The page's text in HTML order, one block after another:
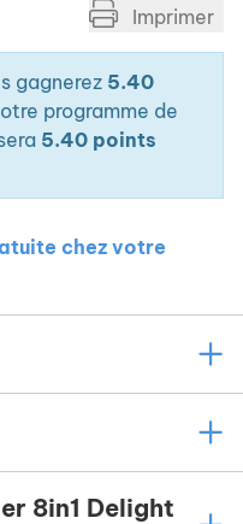
Imprimer
gagnerez 5.40
programme de
5.40 points
chez votre
8in1 Delight